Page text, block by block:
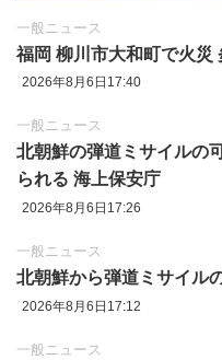
一般ニュース
福岡 柳川市大和町で火災
2026年8月6日17:40
一般ニュース
北朝鮮の弾道ミサイルの
られる 海上保安庁
2026年8月6日17:26
一般ニュース
北朝鮮から弾道ミサイル
2026年8月6日17:12
一般ニュース